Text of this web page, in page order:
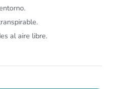
al aire libre.